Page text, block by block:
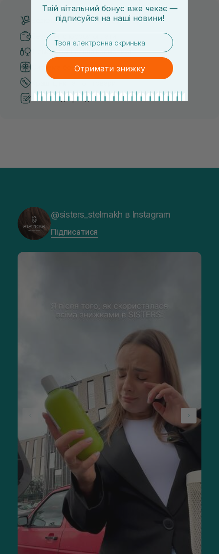
Безкоштовна доставка від 3000 UAH
Безпечні способи оплати
Тільки оригінальна косметика
Система бонусів та лояльності
Рекомендації від косметологів
@sisters_stelmakh в Instagram
Підписатися
Твій вітальний бонус вже чекає —
підписуйся на наші новини!
email
Отримати знижку